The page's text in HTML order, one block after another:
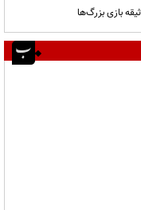
بازی بزرگ‌ها